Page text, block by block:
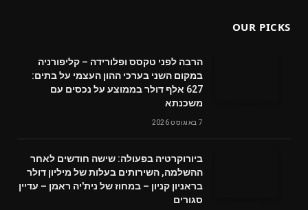
OUR PICKS
הרבה לפני טקסס ופלורידה – קליפורניה
במקום השני בערכי ההון העצמי על בתים:
627 אלף דולר בממוצע על נכסים עם
משכנתא
7 באוגוסט 2026
ביורוקרטיה בפעולה: שישה חודשים לאחר
ההשלמה, השירותים בעלות של מיליון דולר
בראניון קניון – במחוז של נית'יה ראמן – עדיין
סגורים